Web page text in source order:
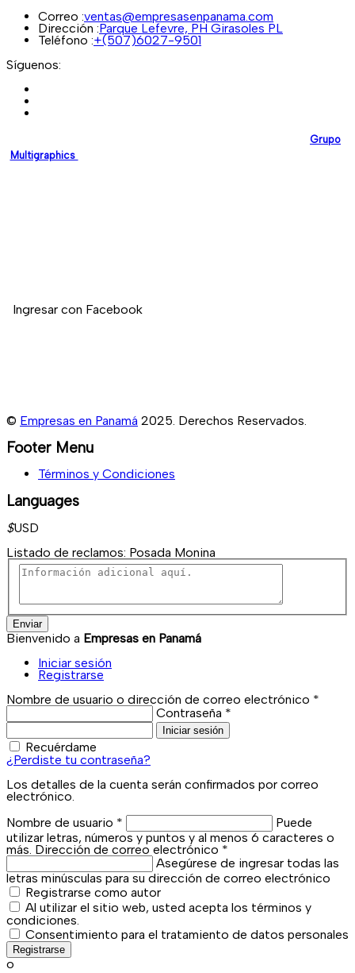
Correo :ventas@empresasenpanama.com
Dirección :Parque Lefevre, PH Girasoles PL
Teléfono :+(507)6027-9501
Síguenos:
Grupo
Multigraphics
Ingresar con Facebook
© Empresas en Panamá 2025. Derechos Reservados.
Footer Menu
Términos y Condiciones
Languages
$USD
Listado de reclamos: Posada Monina
Enviar
Bienvenido a Empresas en Panamá
Iniciar sesión
Registrarse
Nombre de usuario o dirección de correo electrónico *
Contraseña *
Iniciar sesión
Recuérdame
¿Perdiste tu contraseña?
Los detalles de la cuenta serán confirmados por correo
electrónico.
Nombre de usuario *
Puede
utilizar letras, números y puntos y al menos 6 caracteres o
más. Dirección de correo electrónico *
Asegúrese de ingresar todas las
letras minúsculas para su dirección de correo electrónico
Registrarse como autor
Al utilizar el sitio web, usted acepta los términos y
condiciones.
Consentimiento para el tratamiento de datos personales
Registrarse
o